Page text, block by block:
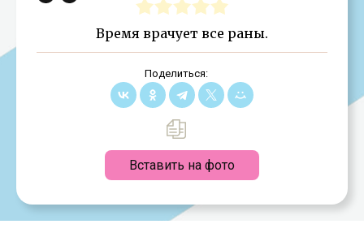
Время врачует все раны.
Поделиться:
Вставить на фото